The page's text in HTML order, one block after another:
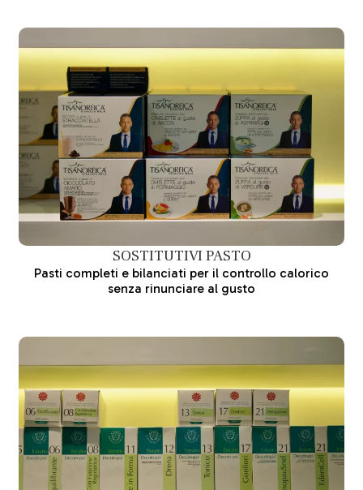
SOSTITUTIVI PASTO
Pasti completi e bilanciati per il controllo calorico
senza rinunciare al gusto